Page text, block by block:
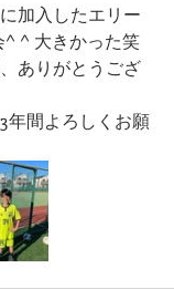
加入したエリー
^ ^ 大きかった笑
ありがとうござ
年間よろしくお願